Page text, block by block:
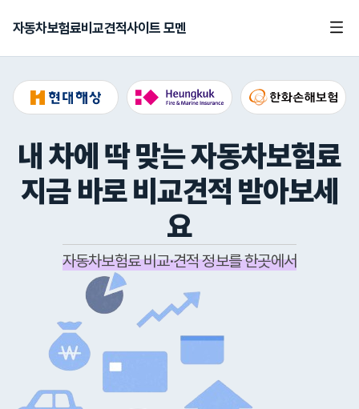
자동차보험료비교견적사이트 모멘
내 차에 딱 맞는 자동차보험료
지금 바로 비교견적 받아보세
요
자동차보험료 비교·견적 정보를 한곳에서